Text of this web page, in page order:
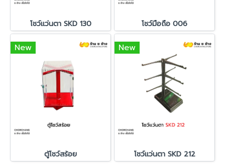
โชว์แว่นตา SKD 130 โชว์มือถือ 006
New
ตู้โชว์สร้อย
New
โชว์แว่นตา SKD 212